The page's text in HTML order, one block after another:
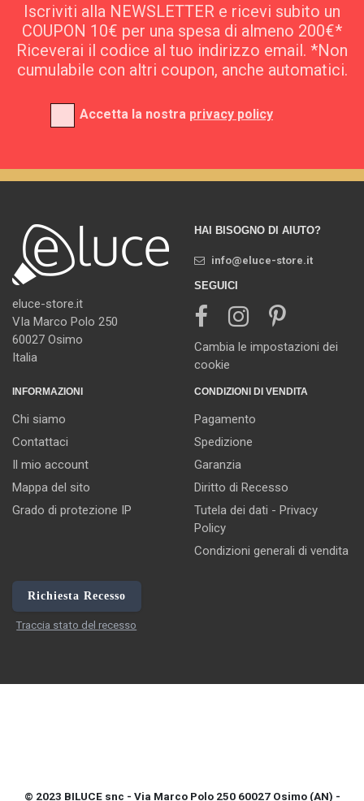
Iscriviti alla NEWSLETTER e ricevi subito un
COUPON 10€ per una spesa di almeno 200€*
Riceverai il codice al tuo indirizzo email. *Non
cumulabile con altri coupon, anche automatici.
Accetta la nostra privacy policy
eluce-store.it
VIa Marco Polo 250
60027 Osimo
Italia
HAI BISOGNO DI AIUTO?
info@eluce-store.it
SEGUICI
Cambia le impostazioni dei
cookie
INFORMAZIONI
Chi siamo
Contattaci
Il mio account
Mappa del sito
Grado di protezione IP
CONDIZIONI DI VENDITA
Pagamento
Spedizione
Garanzia
Diritto di Recesso
Tutela dei dati - Privacy
Policy
Condizioni generali di vendita
Richiesta Recesso
Traccia stato del recesso
© 2023 BILUCE snc - Via Marco Polo 250 60027 Osimo (AN) -